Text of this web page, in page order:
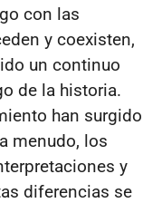
con las
y coexisten,
un continuo
de la historia.
han surgido
menudo, los
y
diferencias se